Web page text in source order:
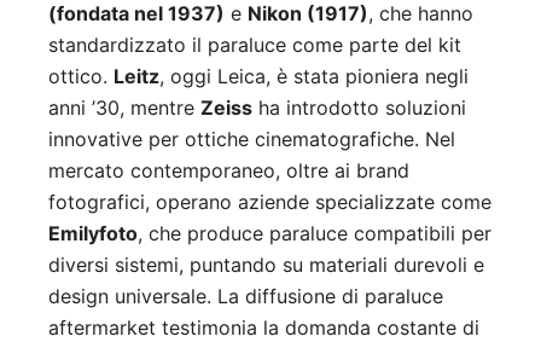
(fondata nel 1937) e Nikon (1917), che hanno
standardizzato il paraluce come parte del kit
ottico. Leitz, oggi Leica, è stata pioniera negli
anni ’30, mentre Zeiss ha introdotto soluzioni
innovative per ottiche cinematografiche. Nel
mercato contemporaneo, oltre ai brand
fotografici, operano aziende specializzate come
Emilyfoto, che produce paraluce compatibili per
diversi sistemi, puntando su materiali durevoli e
design universale. La diffusione di paraluce
aftermarket testimonia la domanda costante di